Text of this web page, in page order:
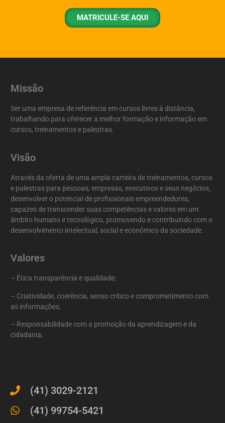
MATRICULE-SE AQUI
(41) 3029-2121
(41) 99754-5421
Missão
Ser uma empresa de referência em cursos livres à distância,
trabalhando para oferecer a melhor formação e informação em
cursos, treinamentos e palestras.
Visão
Através da oferta de uma ampla carteira de treinamentos, cursos
e palestras para pessoas, empresas, executivos e seus negócios,
desenvolver o potencial de profissionais empreendedores,
capazes de transcender suas competências e valores em um
âmbito humano e tecnológico, promovendo e contribuindo com o
desenvolvimento intelectual, social e econômico da sociedade.
Valores
– Ética transparência e qualidade;
– Criatividade, coerência, senso crítico e comprometimento com
as informações;
– Responsabilidade com a promoção da aprendizagem e da
cidadania;